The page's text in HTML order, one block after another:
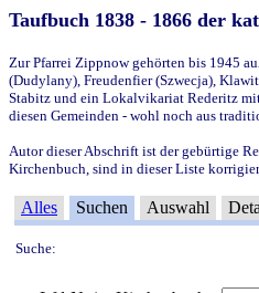
Taufbuch 1838 - 1866 der
Zur Pfarrei Zippnow gehörten bis 1945
(Dudylany), Freudenfier (Szwecja),
Stabitz und ein Lokalvikariat Rederitz
diesen Gemeinden - wohl noch aus
Autor dieser Abschrift ist der gebürtige
Kirchenbuch, sind in dieser Liste
Alles Suchen Auswahl
Suche: